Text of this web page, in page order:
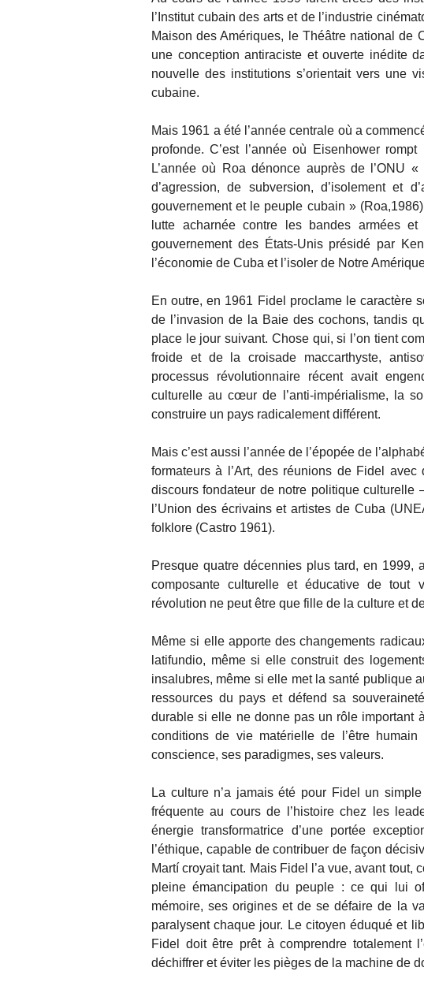
l’Institut cubain des arts et de l’industrie
Maison des Amériques, le Théâtre national de
une conception antiraciste et ouverte inédite
nouvelle des institutions s’orientait vers une
cubaine.
Mais 1961 a été l’année centrale où a
profonde. C’est l’année où Eisenhower
L’année où Roa dénonce auprès de l’ONU
d’agression, de subversion, d’isolement et
gouvernement et le peuple cubain »
lutte acharnée contre les bandes armées
gouvernement des États-Unis présidé par
l’économie de Cuba et l’isoler de Notre
En outre, en 1961 Fidel proclame le caractère
de l’invasion de la Baie des cochons, tandis
place le jour suivant. Chose qui, si l’on tient
froide et de la croisade maccarthyste,
processus révolutionnaire récent avait
culturelle au cœur de l’anti-impérialisme, la
construire un pays radicalement différent.
Mais c’est aussi l’année de l’épopée de
formateurs à l’Art, des réunions de Fidel
discours fondateur de notre politique culturelle
l’Union des écrivains et artistes de Cuba
folklore (Castro 1961).
Presque quatre décennies plus tard, en
composante culturelle et éducative de tout
révolution ne peut être que fille de la culture et
Même si elle apporte des changements
latifundio, même si elle construit des
insalubres, même si elle met la santé publique
ressources du pays et défend sa
durable si elle ne donne pas un rôle important
conditions de vie matérielle de l’être
conscience, ses paradigmes, ses valeurs.
La culture n’a jamais été pour Fidel un
fréquente au cours de l’histoire chez les
énergie transformatrice d’une portée
l’éthique, capable de contribuer de façon
Martí croyait tant. Mais Fidel l’a vue, avant
pleine émancipation du peuple : ce qui lui
mémoire, ses origines et de se défaire de la
paralysent chaque jour. Le citoyen éduqué et
Fidel doit être prêt à comprendre totalement
déchiffrer et éviter les pièges de la machine de